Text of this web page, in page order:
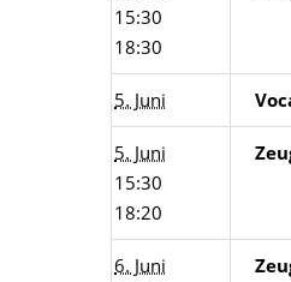
15:30
18:30
5. Juni
5. Juni
15:30
18:20
6. Juni